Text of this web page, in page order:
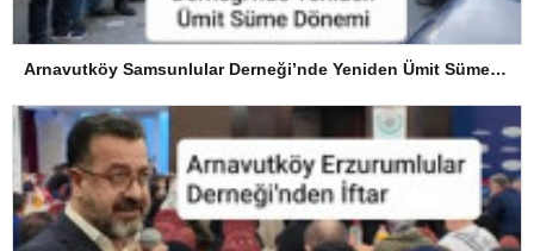
Arnavutköy Samsunlular Derneği’nde Yeniden Ümit Süme Dönemi